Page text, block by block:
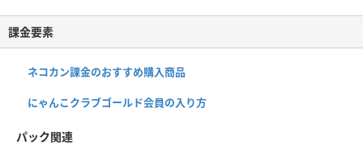
課金要素
ネコカン課金のおすすめ購入商品
にゃんこクラブゴールド会員の入り方
パック関連